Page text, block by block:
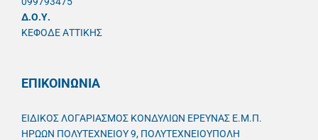
Δ.Ο.Υ.
ΚΕΦΟΔΕ ΑΤΤΙΚΗΣ
ΕΠΙΚΟΙΝΩΝΙΑ
ΕΙΔΙΚΟΣ ΛΟΓΑΡΙΑΣΜΟΣ ΚΟΝΔΥΛΙΩΝ ΕΡΕΥΝΑΣ Ε.Μ.Π.
ΗΡΩΩΝ ΠΟΛΥΤΕΧΝΕΙΟΥ 9, ΠΟΛΥΤΕΧΝΕΙΟΥΠΟΛΗ